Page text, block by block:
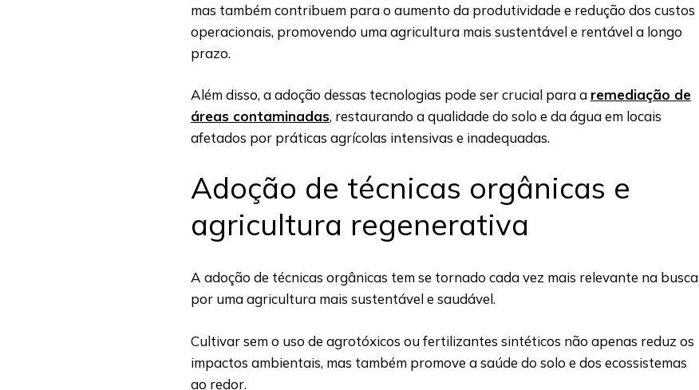
mas também contribuem para o aumento da produtividade e redução dos custos
operacionais, promovendo uma agricultura mais sustentável e rentável a longo
prazo.
Além disso, a adoção dessas tecnologias pode ser crucial para a remediação de
áreas contaminadas, restaurando a qualidade do solo e da água em locais
afetados por práticas agrícolas intensivas e inadequadas.
Adoção de técnicas orgânicas e
agricultura regenerativa
A adoção de técnicas orgânicas tem se tornado cada vez mais relevante na busca
por uma agricultura mais sustentável e saudável.
Cultivar sem o uso de agrotóxicos ou fertilizantes sintéticos não apenas reduz os
impactos ambientais, mas também promove a saúde do solo e dos ecossistemas
ao redor.